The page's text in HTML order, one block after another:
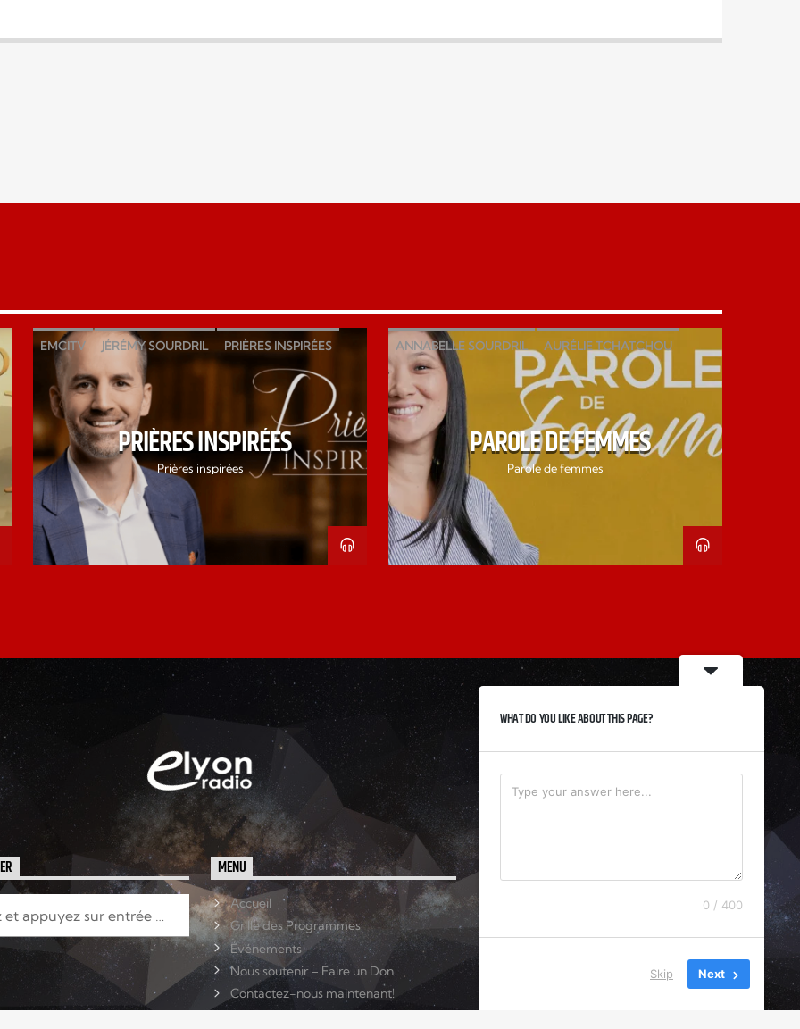
traversez. Relatant certains faits de sa vie au cours des
EMCITV JÉRÉMY SOURDRIL PRIÈRES INSPIRÉES
PRIÈRES INSPIRÉES
Prières inspirées
ANNABELLE SOURDRIL AURÉLIE TCHATCHOU
EMCITV LAURE GINGRAS NADINE KABUYA
PAROLE DE FEMMES
PAROLE DE FEMMES
Parole de femmes
MENU
Accueil
Grille des Programmes
Événements
Nous soutenir – Faire un Don
Contactez-nous maintenant!
WHAT DO YOU LIKE ABOUT THIS PAGE?
0 / 400
Skip Next